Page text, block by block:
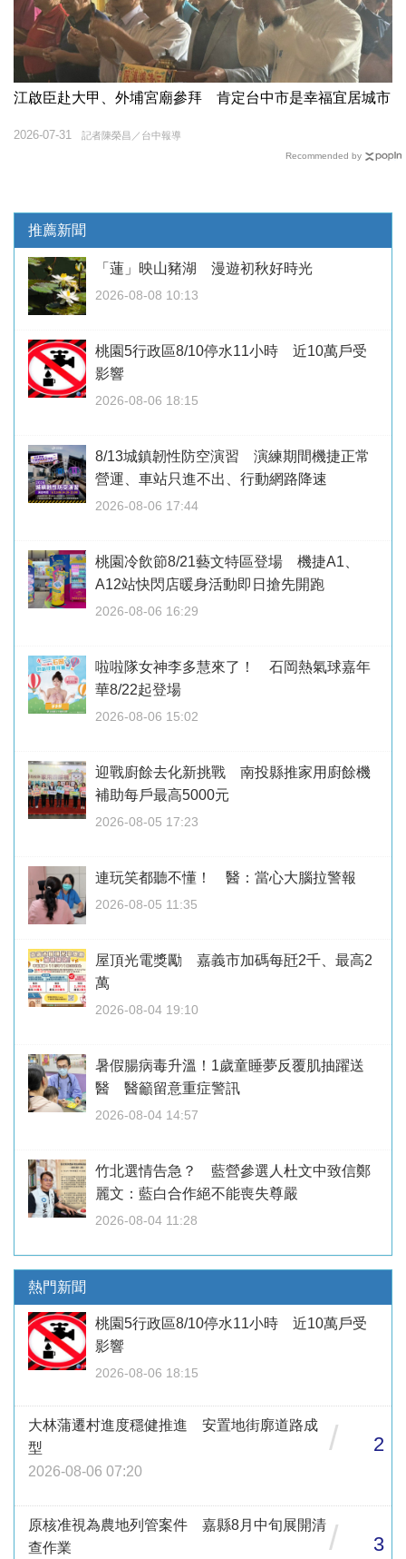
江啟臣赴大甲、外埔宮廟參拜 肯定台中市是幸福宜居城市
記者陳榮昌／台中報導
2026-07-31
Recommended by
推薦新聞
「蓮」映山豬湖 漫遊初秋好時光
2026-08-08 10:13
桃園5行政區8/10停水11小時 近10萬戶受
影響
2026-08-06 18:15
8/13城鎮韌性防空演習 演練期間機捷正常
營運、車站只進不出、行動網路降速
2026-08-06 17:44
桃園冷飲節8/21藝文特區登場 機捷A1、
A12站快閃店暖身活動即日搶先開跑
2026-08-06 16:29
啦啦隊女神李多慧來了！ 石岡熱氣球嘉年
華8/22起登場
2026-08-06 15:02
迎戰廚餘去化新挑戰 南投縣推家用廚餘機
補助每戶最高5000元
2026-08-05 17:23
連玩笑都聽不懂！ 醫：當心大腦拉警報
2026-08-05 11:35
屋頂光電獎勵 嘉義市加碼每瓩2千、最高2
萬
2026-08-04 19:10
暑假腸病毒升溫！1歲童睡夢反覆肌抽躍送
醫 醫籲留意重症警訊
2026-08-04 14:57
竹北選情告急？ 藍營參選人杜文中致信鄭
麗文：藍白合作絕不能喪失尊嚴
2026-08-04 11:28
熱門新聞
桃園5行政區8/10停水11小時 近10萬戶受
影響
2026-08-06 18:15
大林蒲遷村進度穩健推進 安置地街廓道路成
型
2026-08-06 07:20
/ 2
原核准視為農地列管案件 嘉縣8月中旬展開清
查作業
/ 3